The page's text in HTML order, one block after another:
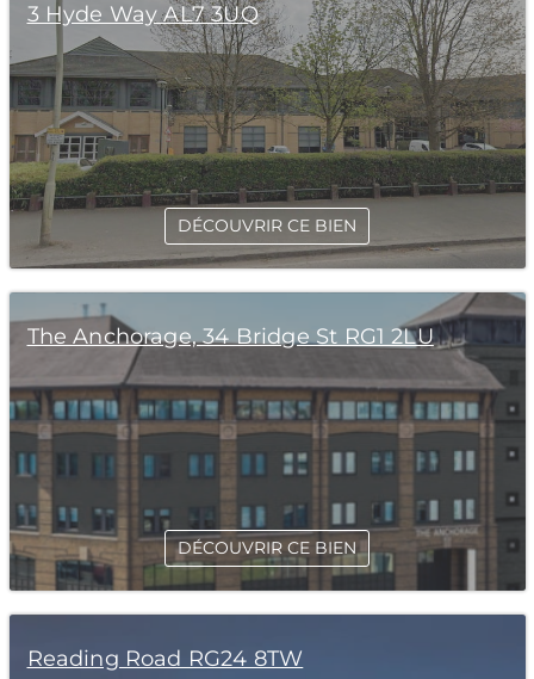
3 Hyde Way AL7 3UQ
DÉCOUVRIR CE BIEN
The Anchorage, 34 Bridge St RG1 2LU
DÉCOUVRIR CE BIEN
Reading Road RG24 8TW